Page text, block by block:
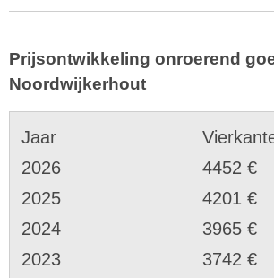
Prijsontwikkeling onroerend
Noordwijkerhout
Jaar
2026
4452 €
2025
4201 €
2024
3965 €
2023
3742 €